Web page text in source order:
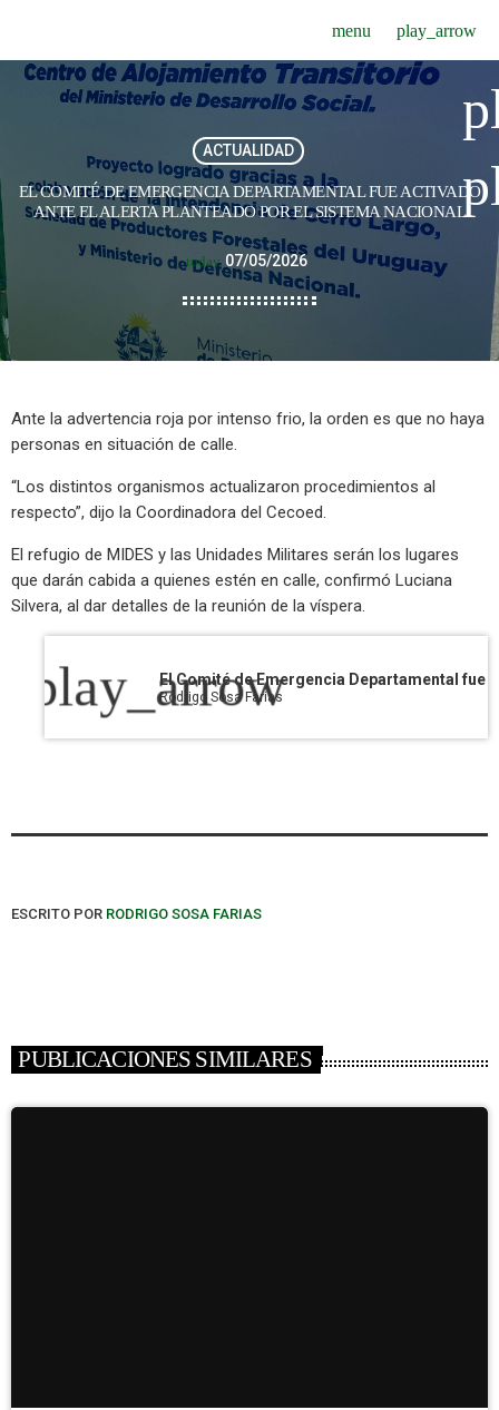
menu play_arrow
ACTUALIDAD
EL COMITÉ DE EMERGENCIA DEPARTAMENTAL FUE ACTIVADO
ANTE EL ALERTA PLANTEADO POR EL SISTEMA NACIONAL
today 07/05/2026
Ante la advertencia roja por intenso frio, la orden es que no haya
personas en situación de calle.
“Los distintos organismos actualizaron procedimientos al
respecto”, dijo la Coordinadora del Cecoed.
El refugio de MIDES y las Unidades Militares serán los lugares
que darán cabida a quienes estén en calle, confirmó Luciana
Silvera, al dar detalles de la reunión de la víspera.
play_arrow
Rodrigo Sosa Farias
ESCRITO POR RODRIGO SOSA FARIAS
PUBLICACIONES SIMILARES